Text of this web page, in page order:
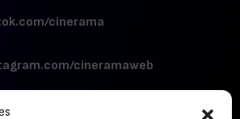
cinerama
cineramaweb
cinerames